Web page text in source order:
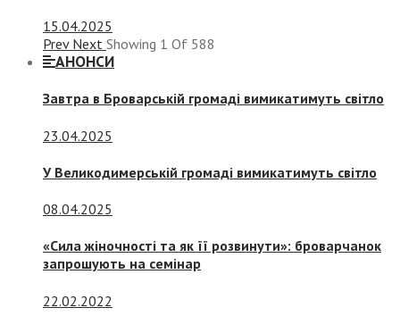
15.04.2025
Prev Next Showing 1 Of 588
АНОНСИ
Завтра в Броварській громаді вимикатимуть світло
23.04.2025
У Великодимерській громаді вимикатимуть світло
08.04.2025
«Сила жіночності та як її розвинути»: броварчанок
запрошують на семінар
22.02.2022